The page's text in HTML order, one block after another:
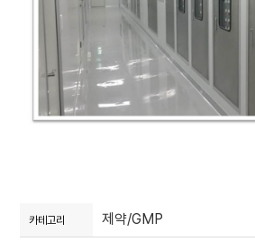
카테고리 제약/GMP